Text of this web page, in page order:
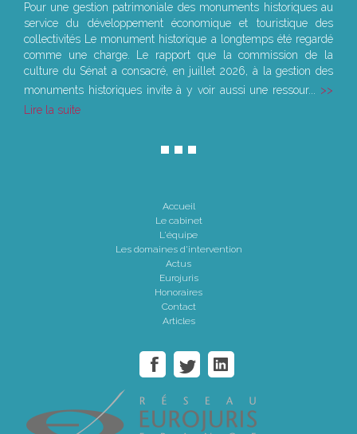
Pour une gestion patrimoniale des monuments historiques au
service du développement économique et touristique des
collectivités Le monument historique a longtemps été regardé
comme une charge. Le rapport que la commission de la
culture du Sénat a consacré, en juillet 2026, à la gestion des
monuments historiques invite à y voir aussi une ressour...
Lire la suite
Accueil
Le cabinet
L'équipe
Les domaines d'intervention
Actus
Eurojuris
Honoraires
Contact
Articles